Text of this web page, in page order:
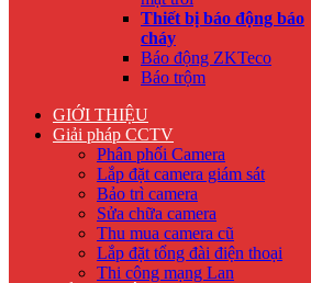
Thiết bị báo động báo
cháy
Báo động ZKTeco
Báo trộm
GIỚI THIỆU
Giải pháp CCTV
Phân phối Camera
Lắp đặt camera giám sát
Bảo trì camera
Sửa chữa camera
Thu mua camera cũ
Lắp đặt tổng đài điện thoại
Thi công mạng Lan